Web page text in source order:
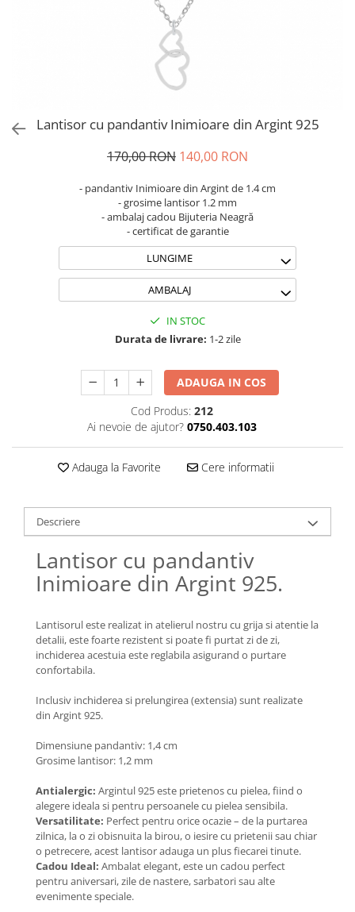
Coliere Transparente cu Stea
Coliere Transparente cu Soare
Coliere Transparente cu Semilună
Coliere Transparente cu Zodii
Coliere Transparente cu Perle
Coliere Transparente cu Flori
Coliere Transparente cu Animale
Coliere Transparente cu Pietre
Coliere Transparente Diverse
LĂNȚIȘOARE ARGINT
Lănțișoare cu Inimioare
Lănțișoare cu Cruce
Lănțișoare cu Soare
Lănțișoare cu Zodii
Lănțișoare cu Molecule
Lănțișoare Argint Diverse
Coliere cu Perle Naturale
Coliere cu Perle Preciosa
COLIERE ȘNUR REGLABIL
Coliere cu Inimioare
Coliere cu Cruce
Coliere cu Soare
Coliere cu Semilună
Coliere cu Zodii
Coliere cu Flori
Coliere cu Animale
Coliere cu Molecule
Coliere Diverse
BRĂȚĂRI CU ȘNUR REGLABIL
Brățări din Aur cu șnur reglabil
Brățări din Argint cu șnur reglabil
BRĂȚĂRI CU PIETRE SEMIPREȚIOASE
Brățări din Aur cu pietre
semiprețioase
Brățări din Argint cu pietre
Lantisor cu pandantiv Inimioare din Argint 925
170,00 RON 140,00 RON
- pandantiv Inimioare din Argint de 1.4 cm
- grosime lantisor 1.2 mm
- ambalaj cadou Bijuteria Neagră
- certificat de garantie
LUNGIME
AMBALAJ
IN STOC
Durata de livrare: 1-2 zile
ADAUGA IN COS
Cod Produs: 212
Ai nevoie de ajutor? 0750.403.103
Adauga la Favorite Cere informatii
Descriere
Lantisor cu pandantiv
Inimioare din Argint 925.
Lantisorul este realizat in atelierul nostru cu grija si atentie la
detalii, este foarte rezistent si poate fi purtat zi de zi,
inchiderea acestuia este reglabila asigurand o purtare
confortabila.
Inclusiv inchiderea si prelungirea (extensia) sunt realizate
din Argint 925.
Dimensiune pandantiv: 1,4 cm
Grosime lantisor: 1,2 mm
Antialergic: Argintul 925 este prietenos cu pielea, fiind o
alegere ideala si pentru persoanele cu pielea sensibila.
Versatilitate: Perfect pentru orice ocazie – de la purtarea
zilnica, la o zi obisnuita la birou, o iesire cu prietenii sau chiar
o petrecere, acest lantisor adauga un plus fiecarei tinute.
Cadou Ideal: Ambalat elegant, este un cadou perfect
pentru aniversari, zile de nastere, sarbatori sau alte
evenimente speciale.